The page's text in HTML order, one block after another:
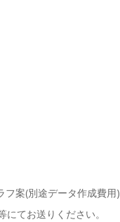
フ案(別途データ作成費用)
てお送りください。